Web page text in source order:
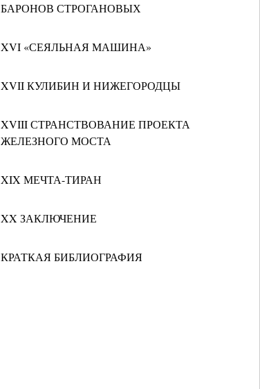
БАРОНОВ СТРОГАНОВЫХ
XVI «СЕЯЛЬНАЯ МАШИНА»
XVII КУЛИБИН И НИЖЕГОРОДЦЫ
XVIII СТРАНСТВОВАНИЕ ПРОЕКТА
ЖЕЛЕЗНОГО МОСТА
XIX МЕЧТА-ТИРАН
XX ЗАКЛЮЧЕНИЕ
КРАТКАЯ БИБЛИОГРАФИЯ